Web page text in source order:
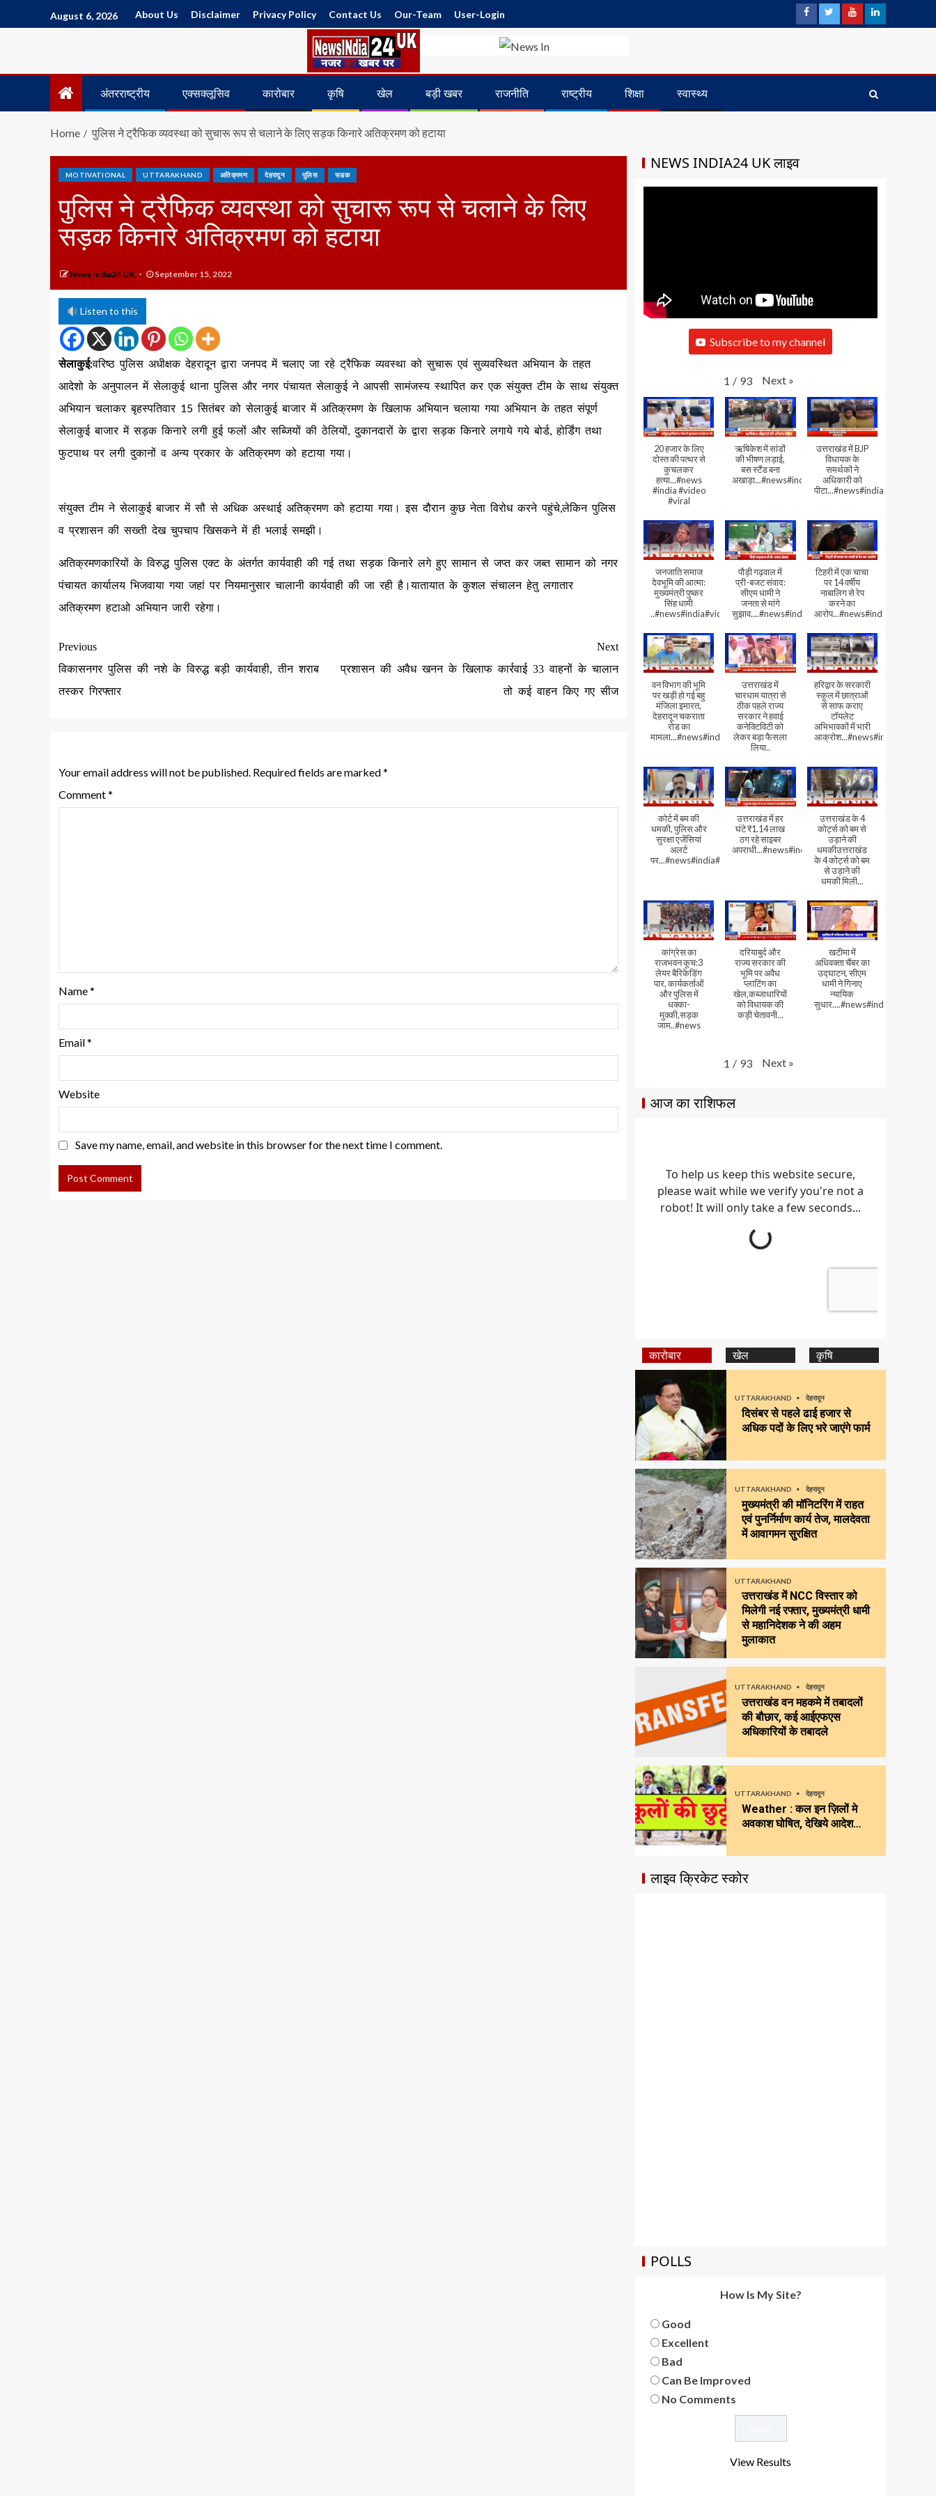
August 6, 2026 About Us Disclaimer Privacy Policy Contact Us Our-Team User-Login
अंतरराष्ट्रीय एक्सक्लूसिव कारोबार कृषि खेल बड़ी खबर राजनीति राष्ट्रीय शिक्षा स्वास्थ्य
Home पुलिस ने ट्रैफिक व्यवस्था को सुचारू रूप से चलाने के लिए सड़क किनारे अतिक्रमण को हटाया
MOTIVATIONAL UTTARAKHAND अतिक्रमण देहरादून पुलिस सडक
पुलिस ने ट्रैफिक व्यवस्था को सुचारू रूप से चलाने के लिए
सड़क किनारे अतिक्रमण को हटाया
News India24 UK September 15, 2022
Listen to this
सेलाकुई:वरिष्ठ पुलिस अधीक्षक देहरादून द्वारा जनपद में चलाए जा रहे ट्रैफिक व्यवस्था को सुचारू एवं सुव्यवस्थित अभियान के तहत
आदेशो के अनुपालन में सेलाकुई थाना पुलिस और नगर पंचायत सेलाकुई ने आपसी सामंजस्य स्थापित कर एक संयुक्त टीम के साथ संयुक्त
अभियान चलाकर बृहस्पतिवार 15 सितंबर को सेलाकुई बाजार में अतिक्रमण के खिलाफ अभियान चलाया गया अभियान के तहत संपूर्ण
सेलाकुई बाजार में सड़क किनारे लगी हुई फलों और सब्जियों की ठेलियों, दुकानदारों के द्वारा सड़क किनारे लगाये गये बोर्ड, होर्डिंग तथा
फुटपाथ पर लगी दुकानों व अन्य प्रकार के अतिक्रमण को हटाया गया।
संयुक्त टीम ने सेलाकुई बाजार में सौ से अधिक अस्थाई अतिक्रमण को हटाया गया। इस दौरान कुछ नेता विरोध करने पहुंचे,लेकिन पुलिस
व प्रशासन की सख्ती देख चुपचाप खिसकने में ही भलाई समझी।
अतिक्रमणकारियों के विरुद्ध पुलिस एक्ट के अंतर्गत कार्यवाही की गई तथा सड़क किनारे लगे हुए सामान से जप्त कर जब्त सामान को नगर
पंचायत कार्यालय भिजवाया गया जहां पर नियमानुसार चालानी कार्यवाही की जा रही है।यातायात के कुशल संचालन हेतु लगातार
अतिक्रमण हटाओ अभियान जारी रहेगा।
Previous
विकासनगर पुलिस की नशे के विरुद्ध बड़ी कार्यवाही, तीन शराब
तस्कर गिरफ्तार
Next
प्रशासन की अवैध खनन के खिलाफ कार्रवाई 33 वाहनों के चालान
तो कई वाहन किए गए सीज
Your email address will not be published. Required fields are marked*
Comment*
Name*
Email*
Website
Save my name, email, and website in this browser for the next time I comment.
NEWS INDIA24 UK लाइव
Subscribe to my channel
1 / 93 Next »
20 हजार के लिए
दोस्त की पत्थर से
कुचलकर
हत्या...#news
#india #video
#viral
ऋषिकेश में सांडों
की भीषण लड़ाई,
बस स्टैंड बना
अखाड़ा...#news#india#video#viral
उत्तराखंड में BJP
विधायक के
समर्थकों ने
अधिकारी को
पीटा...#news#india#video#viral
जनजाति समाज
देवभूमि की आत्मा:
मुख्यमंत्री पुष्कर
सिंह धामी
..#news#india#video#viral
पौड़ी गढ़वाल में
प्री-बजट संवाद:
सीएम धामी ने
जनता से मांगे
सुझाव....#news#india#video#viral
टिहरी में एक चाचा
पर 14 वर्षीय
नाबालिग से रेप
करने का
आरोप...#news#india#video
वन विभाग की भूमि
पर खड़ी हो गई बहु
मंजिला इमारत,
देहरादून चकराता
रोड का
मामला...#news#india#video
उत्तराखंड में
चारधाम यात्रा से
ठीक पहले राज्य
सरकार ने हवाई
कनेक्टिविटी को
लेकर बड़ा फैसला
लिया..
हरिद्वार के सरकारी
स्कूल में छात्राओं
से साफ कराए
टॉयलेट
अभिभावकों में भारी
आक्रोश...#news#india
कोर्ट में बम की
धमकी, पुलिस और
सुरक्षा एजेंसियां
अलर्ट
पर...#news#india#video#viral
उत्तराखंड में हर
घंटे ₹1.14 लाख
ठग रहे साइबर
अपराधी...#news#india#video#viral
उत्तराखंड के 4
कोर्ट्स को बम से
उड़ाने की
धमकीउत्तराखंड
के 4 कोर्ट्स को बम
से उड़ाने की
धमकी मिली...
कांग्रेस का
राजभवन कूच:3
लेयर बैरिकेडिंग
पार, कार्यकर्ताओं
और पुलिस में
धक्का-
मुक्की,सड़क
जाम..#news
दरियाबुर्द और
राज्य सरकार की
भूमि पर अवैध
प्लाटिंग का
खेल,कब्जाधारियों
को विधायक की
कड़ी चेतावनी...
खटीमा में
अधिवक्ता चैंबर का
उद्घाटन, सीएम
धामी ने गिनाए
न्यायिक
सुधार....#news#india#video
1 / 93 Next »
आज का राशिफल
कारोबार खेल कृषि
UTTARAKHAND देहरादून
दिसंबर से पहले ढाई हजार से
अधिक पदों के लिए भरे जाएंगे फार्म
UTTARAKHAND देहरादून
मुख्यमंत्री की मॉनिटरिंग में राहत
एवं पुनर्निर्माण कार्य तेज, मालदेवता
में आवागमन सुरक्षित
UTTARAKHAND
उत्तराखंड में NCC विस्तार को
मिलेगी नई रफ्तार, मुख्यमंत्री धामी
से महानिदेशक ने की अहम
मुलाकात
UTTARAKHAND देहरादून
उत्तराखंड वन महकमे में तबादलों
की बौछार, कई आईएफएस
अधिकारियों के तबादले
UTTARAKHAND देहरादून
Weather : कल इन ज़िलों मे
अवकाश घोषित, देखिये आदेश…
लाइव क्रिकेट स्कोर
POLLS
How Is My Site?
Good
Excellent
Bad
Can Be Improved
No Comments
View Results